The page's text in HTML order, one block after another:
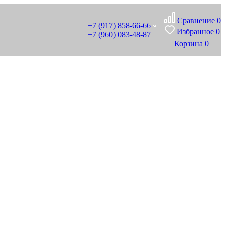
+7 (917) 858-66-66
+7 (960) 083-48-87
Сравнение 0
Избранное 0
Корзина 0